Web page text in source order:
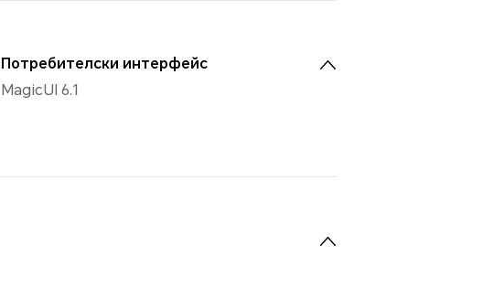
Потребителски интерфейс
MagicUI 6.1